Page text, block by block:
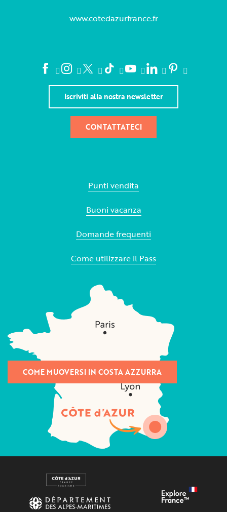
www.cotedazurfrance.fr
Iscriviti alla nostra newsletter
CONTATTATECI
Punti vendita
Buoni vacanza
Domande frequenti
Come utilizzare il Pass
COME MUOVERSI IN COSTA AZZURRA